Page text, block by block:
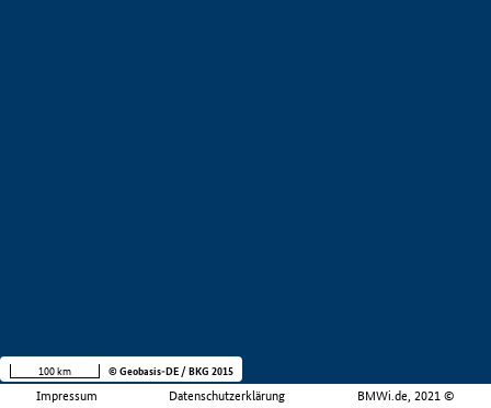
Impressum Datenschutzerklärung BMWi.de, 2021 ©
100 km © Geobasis-DE / BKG 2015